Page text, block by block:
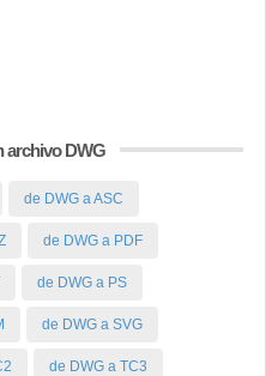
archivo DWG
de DWG a ASC
de DWG a PDF
de DWG a PS
de DWG a SVG
de DWG a TC3